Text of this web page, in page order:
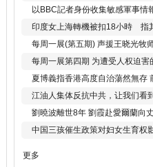
以BBC記者身份收集敏感軍事情
印度女上海轉機被扣18小時 指
每周一展(第五期) 声援王晓光牧
每周一展第四期 为遭受人权迫害
夏博義指香港高度自治蕩然無存
江油人集体反抗中共，让我们看
劉曉波離世8年 劉霞赴愛爾蘭向
中国三孩催生政策对妇女生育权
更多